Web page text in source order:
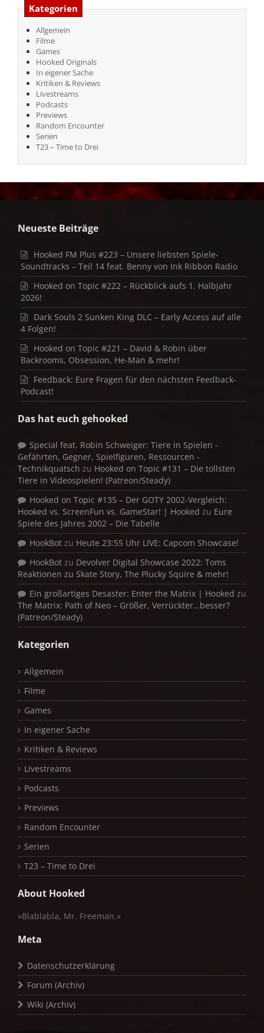
Kategorien
Allgemein
Filme
Games
Hooked Originals
In eigener Sache
Kritiken & Reviews
Livestreams
Podcasts
Previews
Random Encounter
Serien
T23 – Time to Drei
Neueste Beiträge
Hooked FM Plus #223 – Unsere liebsten Spiele-
Soundtracks – Teil 14 feat. Benny von Ink Ribbon Radio
Hooked on Topic #222 – Rückblick aufs 1. Halbjahr
2026!
Dark Souls 2 Sunken King DLC – Early Access auf alle
4 Folgen!
Hooked on Topic #221 – David & Robin über
Backrooms, Obsession, He-Man & mehr!
Feedback: Eure Fragen für den nächsten Feedback-
Podcast!
Das hat euch gehooked
Special feat. Robin Schweiger: Tiere in Spielen -
Gefährten, Gegner, Spielfiguren, Ressourcen -
Technikquatsch zu Hooked on Topic #131 – Die tollsten
Tiere in Videospielen! (Patreon/Steady)
Hooked on Topic #135 – Der GOTY 2002-Vergleich:
Hooked vs. ScreenFun vs. GameStar! | Hooked zu Eure
Spiele des Jahres 2002 – Die Tabelle
HookBot zu Heute 23:55 Uhr LIVE: Capcom Showcase!
HookBot zu Devolver Digital Showcase 2022: Toms
Reaktionen zu Skate Story, The Plucky Squire & mehr!
Ein großartiges Desaster: Enter the Matrix | Hooked zu
The Matrix: Path of Neo – Größer, Verrückter…besser?
(Patreon/Steady)
Kategorien
Allgemein
Filme
Games
In eigener Sache
Kritiken & Reviews
Livestreams
Podcasts
Previews
Random Encounter
Serien
T23 – Time to Drei
About Hooked
»Blablabla, Mr. Freeman.«
Meta
Datenschutzerklärung
Forum (Archiv)
Wiki (Archiv)